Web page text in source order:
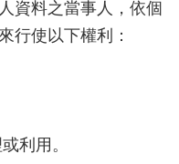
資料之當事人，依個
行使以下權利：
利用。